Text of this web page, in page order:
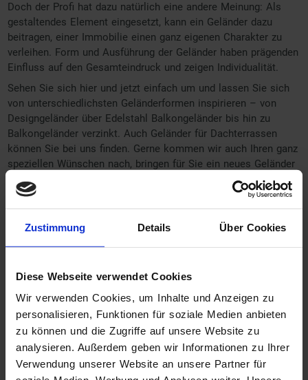
Zustimmung Details Über Cookies
Diese Webseite verwendet Cookies
Wir verwenden Cookies, um Inhalte und Anzeigen zu
personalisieren, Funktionen für soziale Medien anbieten
zu können und die Zugriffe auf unsere Website zu
analysieren. Außerdem geben wir Informationen zu Ihrer
Verwendung unserer Website an unsere Partner für
Doch der Profi hat dazu natürlich eine andere Meinung: Als
gestaltendes Element eingesetzt, kann ein Geländer dazu
beitragen, einer Immobilie einen ganz eigenen Charakter zu
verleihen. Form und Ausführung der Geländer haben prägenden
Einfluss auf den Gesamteindruck und zeigen Individualität.
Sehen Sie sich hier und jetzt einfach um und lassen Sie sich
von unterschiedlichsten Geländerformen inspirieren – von
Designgeländer über Edelstahl Balkongeländer bis hin zu
Balkongeländer verzinkt. Auch Geländer für Dachterrassen
können Sie bei uns finden. Gerne kommen wir auch Ihren ganz
speziellen Wünschen nach, bringen für Sie ein neues Geländer
an oder veredeln Ihr bereits vorhandenes zum Beispiel als
Lochblech Geländer.